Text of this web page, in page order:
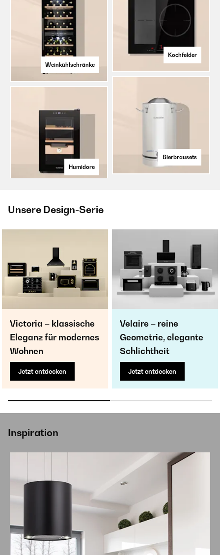
Weinkühlschränke
Humidore
Kochfelder
Bierbrausets
Unsere Design-Serie
Victoria – klassische
Eleganz für modernes
Wohnen
Jetzt entdecken
Velaire – reine
Geometrie, elegante
Schlichtheit
Jetzt entdecken
Inspiration